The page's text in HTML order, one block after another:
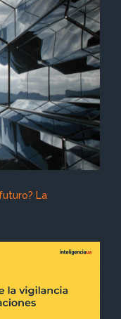
La